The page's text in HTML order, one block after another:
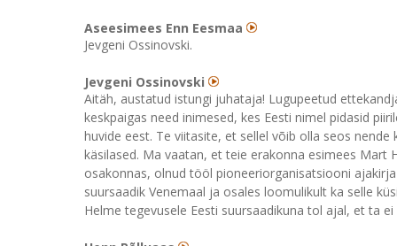
Aseesimees Enn Eesmaa
Jevgeni Ossinovski.
Jevgeni Ossinovski
Aitäh, austatud istungi juhataja! Lugupeetud
keskpaigas need inimesed, kes Eesti nimel pidasid
huvide eest. Te viitasite, et sellel võib olla seos
käsilased. Ma vaatan, et teie erakonna esimees
osakonnas, olnud tööl pioneeriorganisatsiooni
suursaadik Venemaal ja osales loomulikult ka selle
Helme tegevusele Eesti suursaadikuna tol ajal, et ta